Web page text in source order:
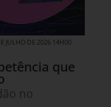
JULHO DE 2026 14H00
que
no